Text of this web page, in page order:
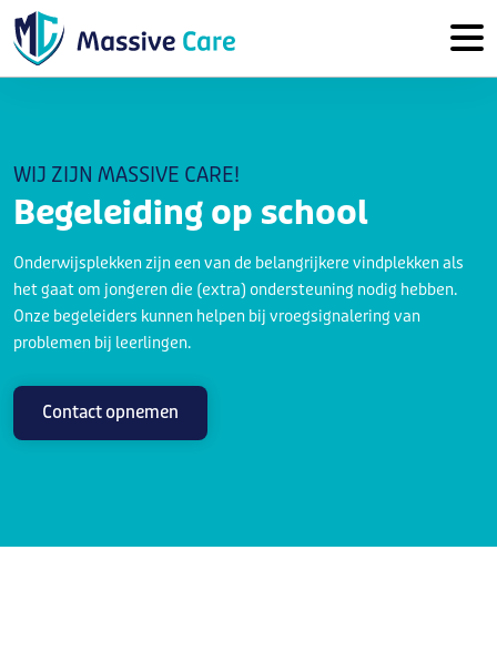
WIJ ZIJN MASSIVE CARE!
Begeleiding op school
Onderwijsplekken zijn een van de belangrijkere vindplekken als
het gaat om jongeren die (extra) ondersteuning nodig hebben.
Onze begeleiders kunnen helpen bij vroegsignalering van
problemen bij leerlingen.
Contact opnemen